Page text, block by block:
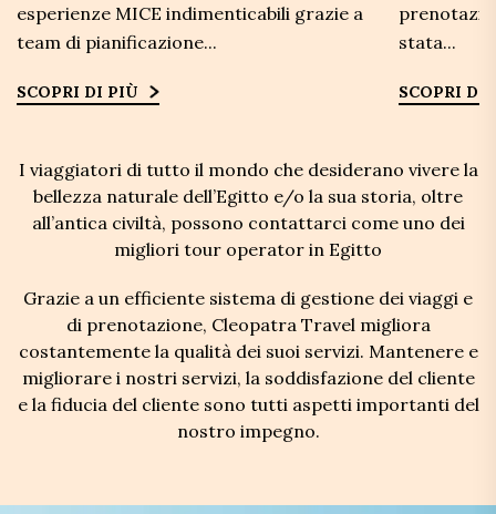
esperienze MICE indimenticabili grazie a
team di pianificazione...
SCOPRI DI PIÙ
stata...
SCOPRI DI
I viaggiatori di tutto il mondo che desiderano vivere la
bellezza naturale dell’Egitto e/o la sua storia, oltre
all’antica civiltà, possono contattarci come uno dei
migliori tour operator in Egitto
Grazie a un efficiente sistema di gestione dei viaggi e
di prenotazione, Cleopatra Travel migliora
costantemente la qualità dei suoi servizi. Mantenere e
migliorare i nostri servizi, la soddisfazione del cliente
e la fiducia del cliente sono tutti aspetti importanti del
nostro impegno.